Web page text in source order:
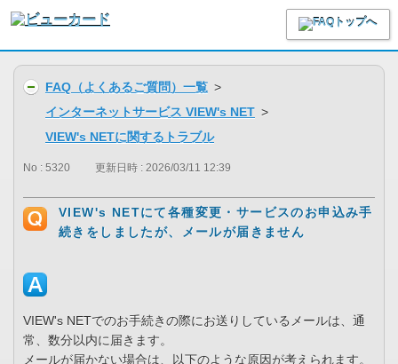
FAQ（よくあるご質問）一覧 >
インターネットサービス VIEW's NET >
VIEW's NETに関するトラブル
No : 5320 更新日時 : 2026/03/11 12:39
VIEW's NETにて各種変更・サービスのお申込み手
続きをしましたが、メールが届きません
VIEW's NETでのお手続きの際にお送りしているメールは、通
常、数分以内に届きます。
メールが届かない場合は、以下のような原因が考えられます。